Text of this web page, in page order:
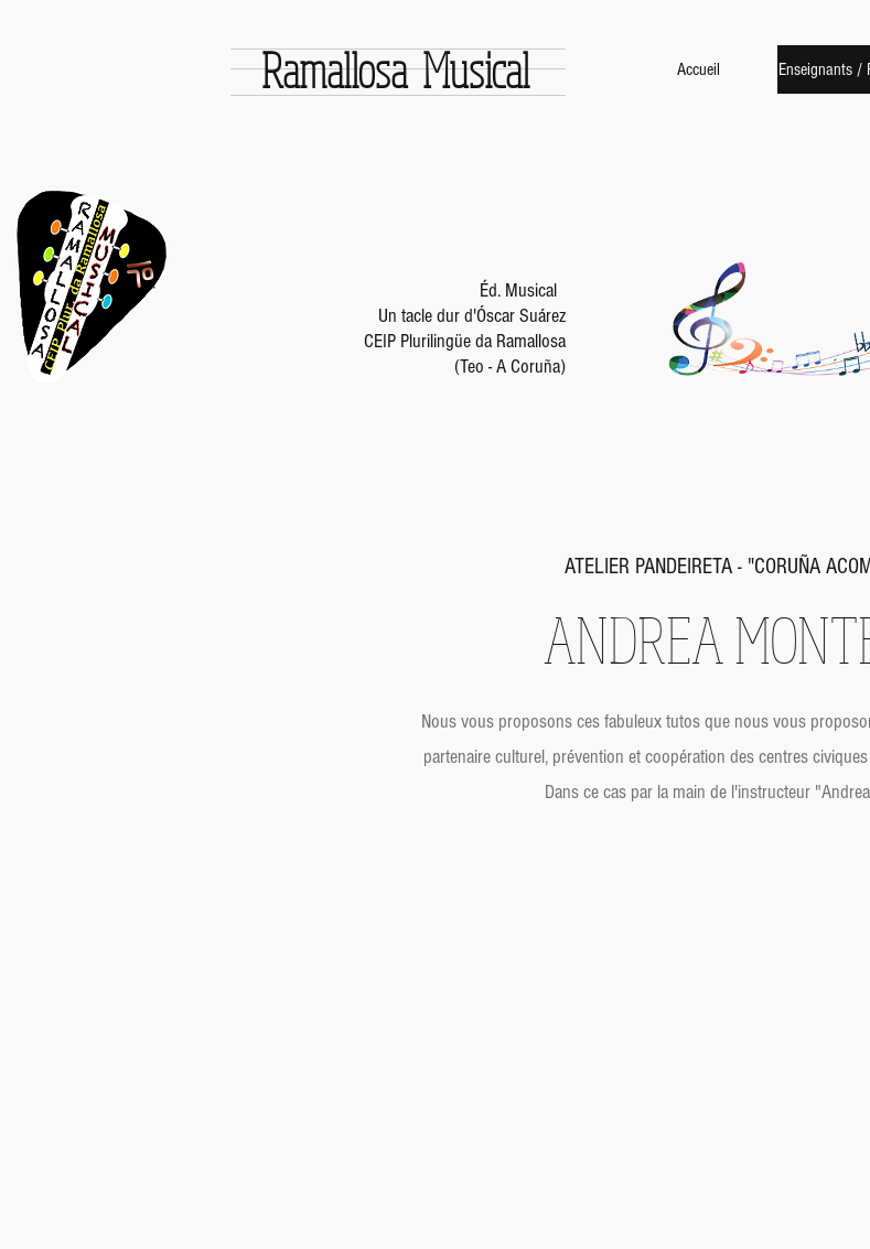
Ramallosa Musical Accueil Enseignants /
Éd. Musical
Un tacle dur d'Óscar Suárez
CEIP Plurilingüe da Ramallosa
(Teo - A Coruña)
ATELIER PANDEIRETA - "CORUÑA
ANDREA
Nous vous proposons ces fabuleux tutos que nous vous
partenaire culturel, prévention et coopération des centres
Dans ce cas par la main de l'instructeur